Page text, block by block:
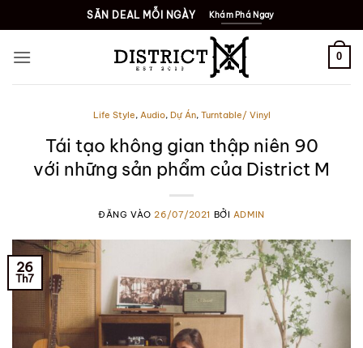
qua
nội
SĂN DEAL MỖI NGÀY Khám Phá Ngay
0
Life Style, Audio, Dự Án, Turntable/ Vinyl
Tái tạo không gian thập niên 90
với những sản phẩm của District M
ĐĂNG VÀO 26/07/2021 BỞI ADMIN
26
Th7